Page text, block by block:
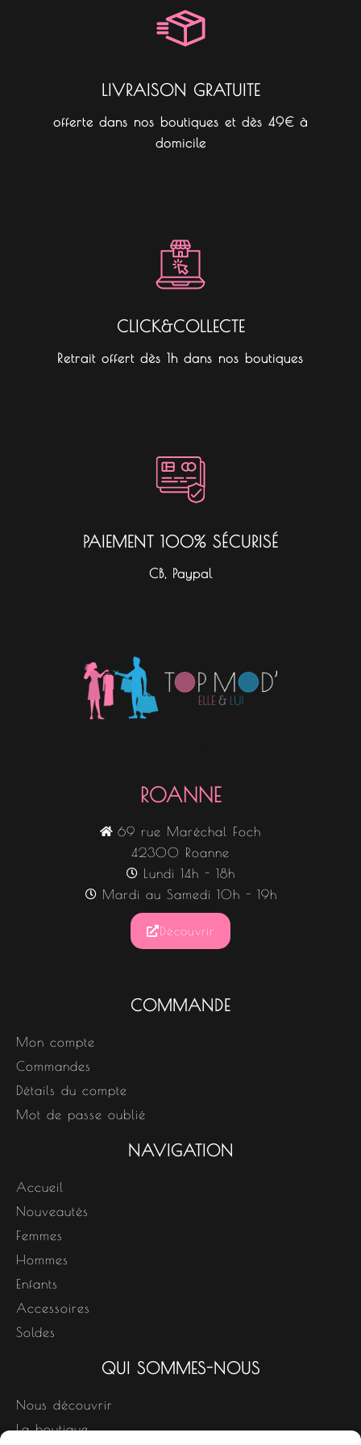
a
m
LIVRAISON GRATUITE
offerte dans nos boutiques et dès 49€ à
domicile
CLICK&COLLECTE
Retrait offert dès 1h dans nos boutiques
PAIEMENT 100% SÉCURISÉ
CB, Paypal
ROANNE
69 rue Maréchal Foch
42300 Roanne
Lundi 14h - 18h
Mardi au Samedi 10h - 19h
Découvrir
COMMANDE
Mon compte
Commandes
Détails du compte
Mot de passe oublié
NAVIGATION
Accueil
Nouveautés
Femmes
Hommes
Enfants
Accessoires
Soldes
QUI SOMMES-NOUS
Nous découvrir
La boutique